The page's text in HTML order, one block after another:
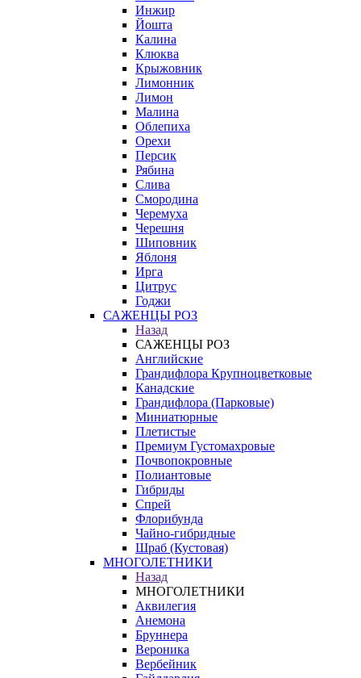
Инжир
Йошта
Калина
Клюква
Крыжовник
Лимонник
Лимон
Малина
Облепиха
Орехи
Персик
Рябина
Слива
Смородина
Черемуха
Черешня
Шиповник
Яблоня
Ирга
Цитрус
Годжи
САЖЕНЦЫ РОЗ
Назад
САЖЕНЦЫ РОЗ
Английские
Грандифлора Крупноцветковые
Канадские
Грандифлора (Парковые)
Миниатюрные
Плетистые
Премиум Густомахровые
Почвопокровные
Полиантовые
Гибриды
Спрей
Флорибунда
Чайно-гибридные
Шраб (Кустовая)
МНОГОЛЕТНИКИ
Назад
МНОГОЛЕТНИКИ
Аквилегия
Анемона
Бруннера
Вероника
Вербейник